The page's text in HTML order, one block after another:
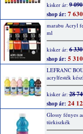
kisker ár:9
shop ár: 7
marabu Acryl
ml
kisker ár:6
shop ár: 5
LEFRANC
acrylfesték
kisker ár:28
shop ár: 24
Glossy fényes
türkiszkék